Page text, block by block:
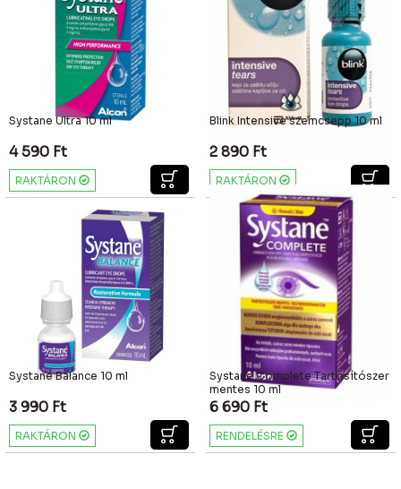
Systane Ultra 10 ml
4 590 Ft
RAKTÁRON
Blink Intensive szemcsepp 10 ml
2 890 Ft
RAKTÁRON
Systane Balance 10 ml
3 990 Ft
RAKTÁRON
Systane Complete Tartósítószer
mentes 10 ml
6 690 Ft
RENDELÉSRE